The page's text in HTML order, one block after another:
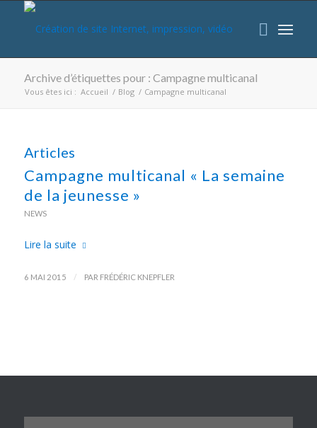
Archive d’étiquettes pour : Campagne multicanal
Vous êtes ici : Accueil / Blog / Campagne multicanal
Articles
Campagne multicanal « La semaine
de la jeunesse »
NEWS
Lire la suite
6 MAI 2015 / PAR FRÉDÉRIC KNEPFLER